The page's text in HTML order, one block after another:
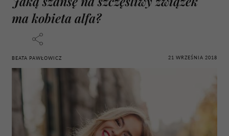
ma kobieta alfa?
BEATA PAWŁOWICZ 21 WRZEŚNIA 2018